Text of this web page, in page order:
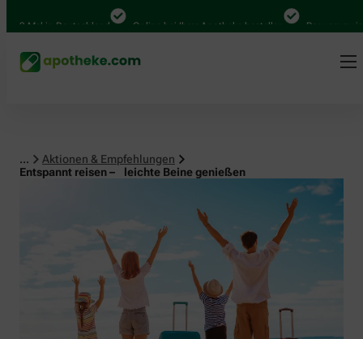
Mal in Deutschland Online bei Ihrer Apotheke bestellen Bequem
...
Aktionen & Empfehlungen
Entspannt reisen – leichte Beine genießen